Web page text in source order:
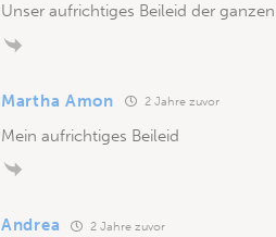
Unser aufrichtiges Beileid der
Martha Amon 2 Jahre zuvor
Mein aufrichtiges Beileid
Andrea 2 Jahre zuvor